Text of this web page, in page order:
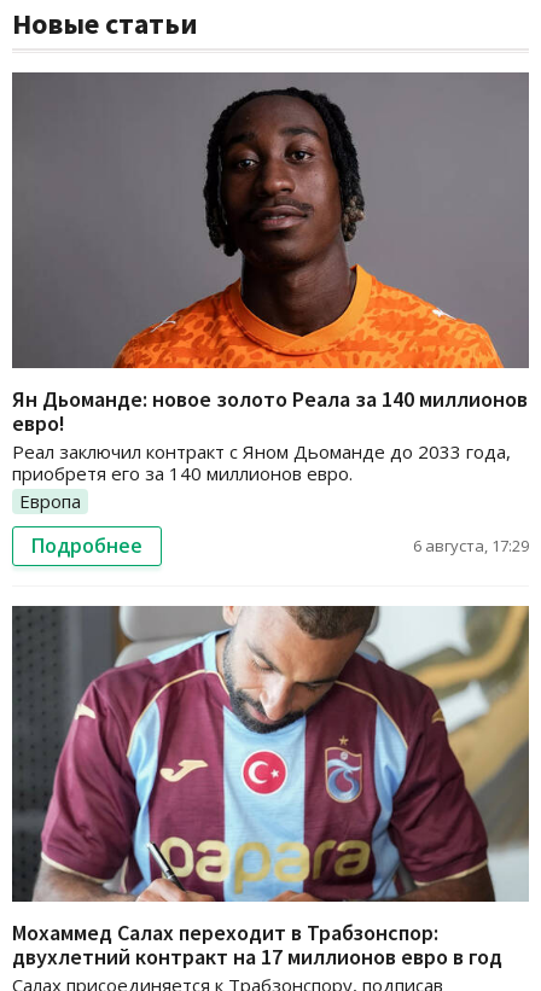
Новые статьи
Ян Дьоманде: новое золото Реала за 140 миллионов
евро!
Реал заключил контракт с Яном Дьоманде до 2033 года,
приобретя его за 140 миллионов евро.
Европа
Подробнее 6 августа, 17:29
Мохаммед Салах переходит в Трабзонспор:
двухлетний контракт на 17 миллионов евро в год
Салах присоединяется к Трабзонспору, подписав